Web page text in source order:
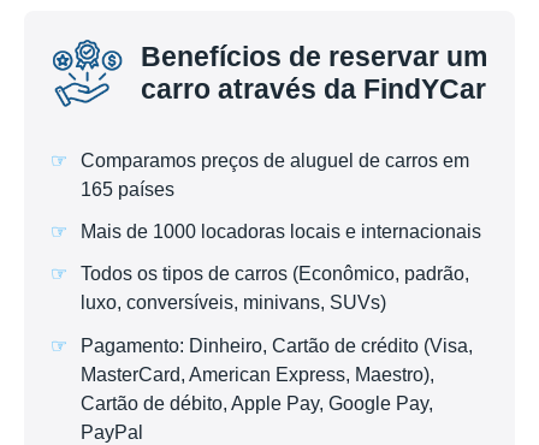
Benefícios de reservar um
carro através da FindYCar
Comparamos preços de aluguel de carros em
165 países
Mais de 1000 locadoras locais e internacionais
Todos os tipos de carros (Econômico, padrão,
luxo, conversíveis, minivans, SUVs)
Pagamento: Dinheiro, Cartão de crédito (Visa,
MasterCard, American Express, Maestro),
Cartão de débito, Apple Pay, Google Pay,
PayPal